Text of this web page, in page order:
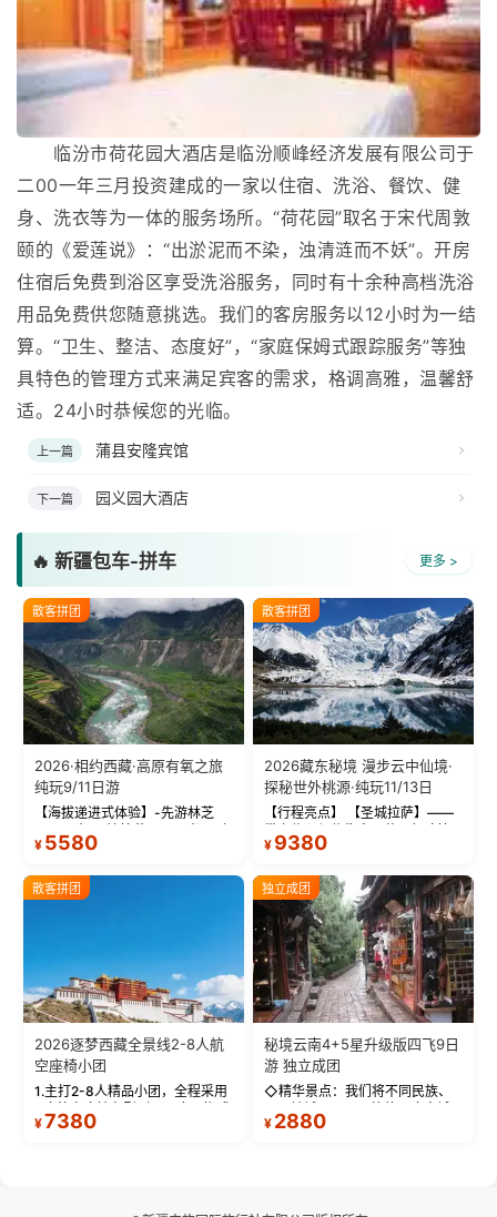
临汾市荷花园大酒店是临汾顺峰经济发展有限公司于
二00一年三月投资建成的一家以住宿、洗浴、餐饮、健
身、洗衣等为一体的服务场所。“荷花园”取名于宋代周敦
颐的《爱莲说》：“出淤泥而不染，浊清涟而不妖”。开房
住宿后免费到浴区享受洗浴服务，同时有十余种高档洗浴
用品免费供您随意挑选。我们的客房服务以12小时为一结
算。“卫生、整洁、态度好”，“家庭保姆式跟踪服务”等独
具特色的管理方式来满足宾客的需求，格调高雅，温馨舒
适。24小时恭候您的光临。
上一篇 蒲县安隆宾馆
下一篇 园义园大酒店
🔥 新疆包车-拼车 更多 >
散客拼团
2026·相约西藏·高原有氧之旅
纯玩9/11日游
【海拔递进式体验】-先游林芝
(2900米)再访拉萨(3650米)，亲
测 99%游客零高反 。 【贴心保
反根本不是事儿 ！ 【无人机航
拍】-雪山/圣湖/...
¥ 5580
散客拼团
2026藏东秘境 漫步云中仙境·
探秘世外桃源·纯玩11/13日
【行程亮点】 【圣城拉萨】——
带上信心与信仰去西藏，行吟拉
萨，感受这座城与生俱来的与众
城堡寺院于一体的宏伟建筑，是
西藏最完整的古代...
¥ 9380
散客拼团
2026逐梦西藏全景线2-8人航
空座椅小团
1.主打2-8人精品小团，全程采用
9座航空座椅车型（360度环抱式
座舱），提供VIP级别的舒适出行
¥7380
独立成团
秘境云南4+5星升级版四飞9日
游 独立成团
◇精华景点：我们将不同民族、
不同地域、不同风格的三座古城
—【大理古城、丽江古城、香格
¥ 2880